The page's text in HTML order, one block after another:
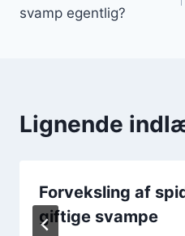
svamp egentlig?
Lignende
Forveksling af
giftige svampe